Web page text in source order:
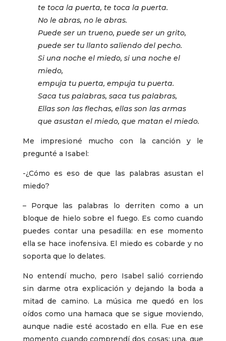
te toca la puerta, te toca la puerta.
No le abras, no le abras.
Puede ser un trueno, puede ser un grito,
puede ser tu llanto saliendo del pecho.
Si una noche el miedo, si una noche el
miedo,
empuja tu puerta, empuja tu puerta.
Saca tus palabras, saca tus palabras,
Ellas son las flechas, ellas son las armas
que asustan el miedo, que matan el miedo.
Me impresioné mucho con la canción y le
pregunté a Isabel:
-¿Cómo es eso de que las palabras asustan el
miedo?
– Porque las palabras lo derriten como a un
bloque de hielo sobre el fuego. Es como cuando
puedes contar una pesadilla: en ese momento
ella se hace inofensiva. El miedo es cobarde y no
soporta que lo delates.
No entendí mucho, pero Isabel salió corriendo
sin darme otra explicación y dejando la boda a
mitad de camino. La música me quedó en los
oídos como una hamaca que se sigue moviendo,
aunque nadie esté acostado en ella. Fue en ese
momento cuando comprendí dos cosas: una, que